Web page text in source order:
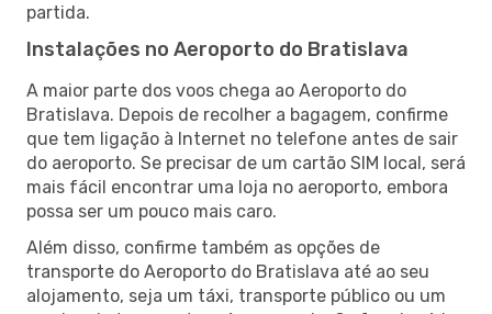
partida.
Instalações no Aeroporto do Bratislava
A maior parte dos voos chega ao Aeroporto do
Bratislava. Depois de recolher a bagagem, confirme
que tem ligação à Internet no telefone antes de sair
do aeroporto. Se precisar de um cartão SIM local, será
mais fácil encontrar uma loja no aeroporto, embora
possa ser um pouco mais caro.
Além disso, confirme também as opções de
transporte do Aeroporto do Bratislava até ao seu
alojamento, seja um táxi, transporte público ou um